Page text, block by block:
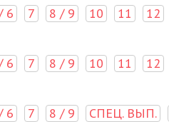
6 7 8 / 9 10 11 12
6 7 8 / 9 10 11 12
6 7 8 / 9 СПЕЦ. ВЫП.